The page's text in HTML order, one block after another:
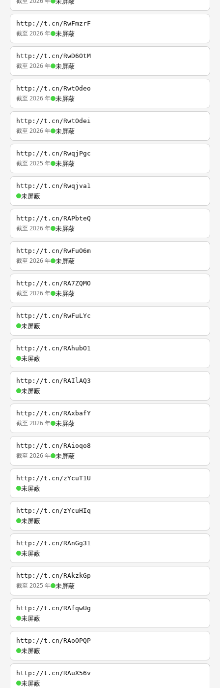
http://t.cn/RwFmzrF
截至 2026 年 未屏蔽
http://t.cn/RwD6OtM
截至 2026 年 未屏蔽
http://t.cn/RwtOdeo
截至 2026 年 未屏蔽
http://t.cn/RwtOdei
截至 2026 年 未屏蔽
http://t.cn/RwqjPgc
截至 2025 年 未屏蔽
http://t.cn/Rwqjva1
未屏蔽
http://t.cn/RAPbteQ
截至 2026 年 未屏蔽
http://t.cn/RwFuO6m
截至 2026 年 未屏蔽
http://t.cn/RA7ZQMO
截至 2026 年 未屏蔽
http://t.cn/RwFuLYc
未屏蔽
http://t.cn/RAhubO1
未屏蔽
http://t.cn/RAIlAQ3
未屏蔽
http://t.cn/RAxbafY
截至 2026 年 未屏蔽
http://t.cn/RAioqo8
截至 2026 年 未屏蔽
http://t.cn/zYcuT1U
未屏蔽
http://t.cn/zYcuHIq
未屏蔽
http://t.cn/RAnGg31
未屏蔽
http://t.cn/RAkzkGp
截至 2025 年 未屏蔽
http://t.cn/RAfqwUg
未屏蔽
http://t.cn/RAoOPQP
未屏蔽
http://t.cn/RAuX56v
未屏蔽